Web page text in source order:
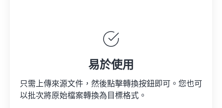
易於使用
只需上傳來源文件，然後點擊轉換按鈕即可。您也可
以批次將原始檔案轉換為目標格式。